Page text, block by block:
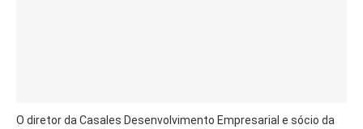
O diretor da Casales Desenvolvimento Empresarial e sócio da